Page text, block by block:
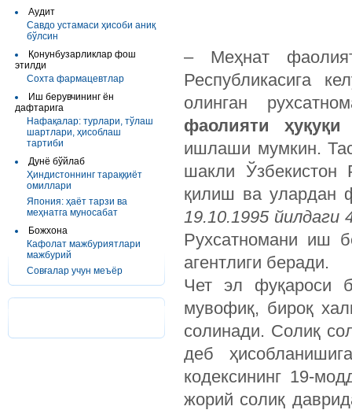
Аудит
Савдо устамаси ҳисоби аниқ
бўлсин
Қонунбузарликлар фош
этилди
Сохта фармацевтлар
Иш берувчининг ён
дафтарига
Нафақалар: турлари, тўлаш
шартлари, ҳисоблаш
тартиби
Дунё бўйлаб
Ҳиндистоннинг тараққиёт
омиллари
Япония: ҳаёт тарзи ва
меҳнатга муносабат
Божхона
Кафолат мажбуриятлари
мажбурий
Совғалар учун меъёр
– Меҳнат
Республикасига
олинган
фаолияти ҳуқуқи
ишлаши мумкин.
шакли Ўзбекистон
қилиш ва улардан
19.10.1995 йилдаги
Рухсатномани иш
агентлиги беради.
Чет эл фуқароси
мувофиқ, бироқ
солинади. Солиқ
деб
кодексининг 19-
жорий солиқ